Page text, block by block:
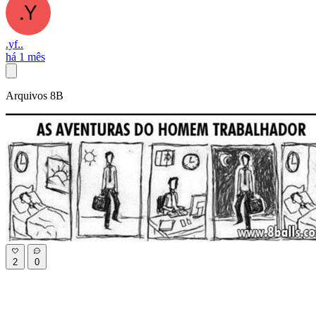
.yf..
há 1 mês
Arquivos 8B
2 0